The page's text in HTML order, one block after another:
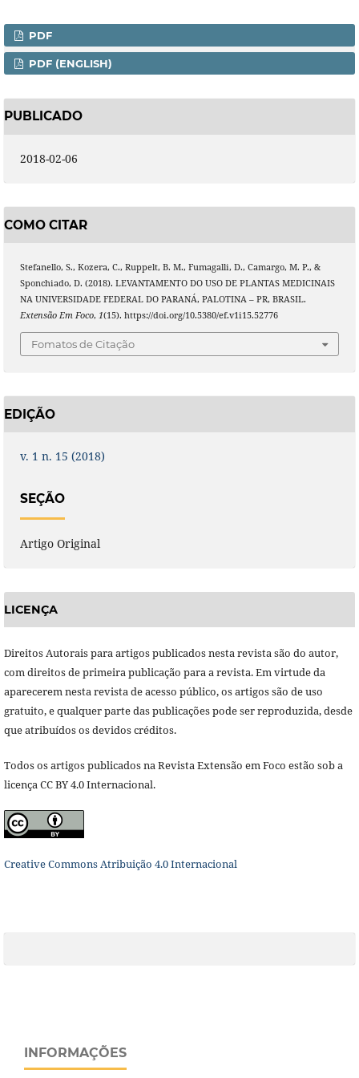
PDF
PDF (ENGLISH)
PUBLICADO
2018-02-06
COMO CITAR
Stefanello, S., Kozera, C., Ruppelt, B. M., Fumagalli, D., Camargo, M. P., &
Sponchiado, D. (2018). LEVANTAMENTO DO USO DE PLANTAS MEDICINAIS
NA UNIVERSIDADE FEDERAL DO PARANÁ, PALOTINA – PR, BRASIL.
Extensão Em Foco, 1(15). https://doi.org/10.5380/ef.v1i15.52776
Fomatos de Citação
EDIÇÃO
v. 1 n. 15 (2018)
SEÇÃO
Artigo Original
LICENÇA
Direitos Autorais para artigos publicados nesta revista são do autor,
com direitos de primeira publicação para a revista. Em virtude da
aparecerem nesta revista de acesso público, os artigos são de uso
gratuito, e qualquer parte das publicações pode ser reproduzida, desde
que atribuídos os devidos créditos.
Todos os artigos publicados na Revista Extensão em Foco estão sob a
licença CC BY 4.0 Internacional.
Creative Commons Atribuição 4.0 Internacional
INFORMAÇÕES